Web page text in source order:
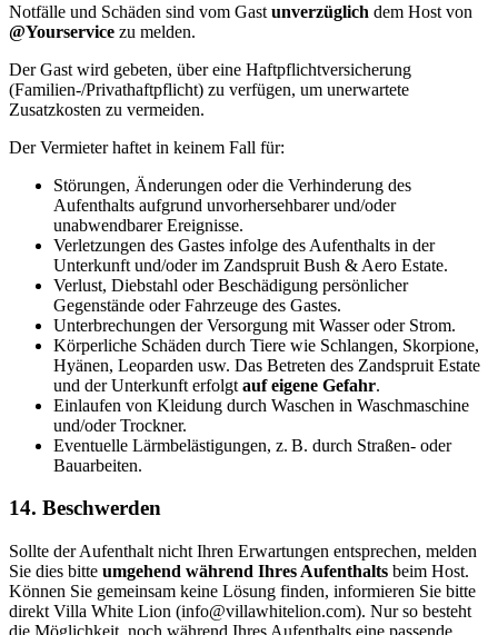
Notfälle und Schäden sind vom Gast unverzüglich dem Host von
@Yourservice zu melden.
Der Gast wird gebeten, über eine Haftpflichtversicherung
(Familien‑/Privathaftpflicht) zu verfügen, um unerwartete
Zusatzkosten zu vermeiden.
Der Vermieter haftet in keinem Fall für:
Störungen, Änderungen oder die Verhinderung des
Aufenthalts aufgrund unvorhersehbarer und/oder
unabwendbarer Ereignisse.
Verletzungen des Gastes infolge des Aufenthalts in der
Unterkunft und/oder im Zandspruit Bush & Aero Estate.
Verlust, Diebstahl oder Beschädigung persönlicher
Gegenstände oder Fahrzeuge des Gastes.
Unterbrechungen der Versorgung mit Wasser oder Strom.
Körperliche Schäden durch Tiere wie Schlangen, Skorpione,
Hyänen, Leoparden usw. Das Betreten des Zandspruit Estate
und der Unterkunft erfolgt auf eigene Gefahr.
Einlaufen von Kleidung durch Waschen in Waschmaschine
und/oder Trockner.
Eventuelle Lärmbelästigungen, z. B. durch Straßen‑ oder
Bauarbeiten.
14. Beschwerden
Sollte der Aufenthalt nicht Ihren Erwartungen entsprechen, melden
Sie dies bitte umgehend während Ihres Aufenthalts beim Host.
Können Sie gemeinsam keine Lösung finden, informieren Sie bitte
direkt Villa White Lion (info@villawhitelion.com). Nur so besteht
die Möglichkeit, noch während Ihres Aufenthalts eine passende